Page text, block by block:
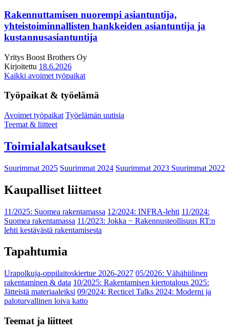
Rakennuttamisen nuorempi asiantuntija,
yhteistoiminnallisten hankkeiden asiantuntija ja
kustannusasiantuntija
Yritys Boost Brothers Oy
Kirjoitettu 18.6.2026
Kaikki avoimet työpaikat
Työpaikat & työelämä
Avoimet työpaikat Työelämän uutisia
Teemat & liitteet
Toimialakatsaukset
Suurimmat 2025 Suurimmat 2024 Suurimmat 2023 Suurimmat 2022
Kaupalliset liitteet
11/2025: Suomea rakentamassa 12/2024: INFRA-lehti 11/2024:
Suomea rakentamassa 11/2023: Jokka − Rakennusteollisuus RT:n
lehti kestävästä rakentamisesta
Tapahtumia
Urapolkuja-oppilaitoskiertue 2026-2027 05/2026: Vähähiilinen
rakentaminen & data 10/2025: Rakentamisen kiertotalous 2025:
Jätteistä materiaaleiksi 09/2024: Recticel Talks 2024: Moderni ja
paloturvallinen loiva katto
Teemat ja liitteet